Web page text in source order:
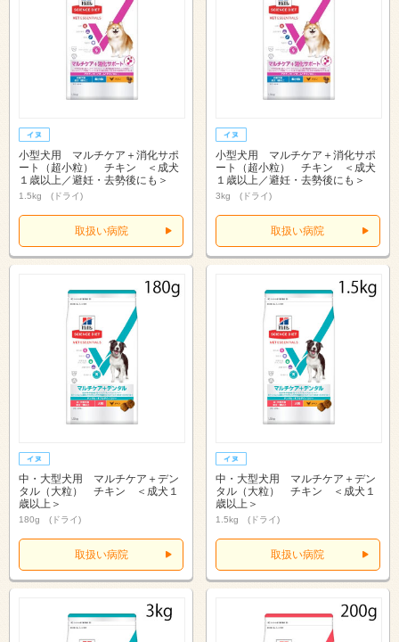
小型犬用 マルチケア＋消化サポ
ート（超小粒） チキン ＜成犬
１歳以上／避妊・去勢後にも＞
1.5kg (ドライ)
取扱い病院
小型犬用 マルチケア＋消化サポ
ート（超小粒） チキン ＜成犬
１歳以上／避妊・去勢後にも＞
3kg (ドライ)
取扱い病院
中・大型犬用 マルチケア＋デン
タル（大粒） チキン ＜成犬１
歳以上＞
180g (ドライ)
取扱い病院
中・大型犬用 マルチケア＋デン
タル（大粒） チキン ＜成犬１
歳以上＞
1.5kg (ドライ)
取扱い病院